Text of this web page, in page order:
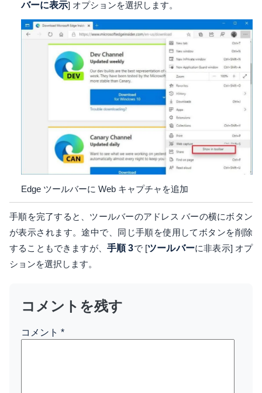
バーに表示] オプションを選択します。
Edge ツールバーに Web キャプチャを追加
手順を完了すると、ツールバーのアドレス バーの横にボタン
が表示されます。途中で、同じ手順を使用してボタンを削除
することもできますが、 手順 3で [ツールバーに非表示] オプ
ションを選択します。
コメントを残す
コメント *